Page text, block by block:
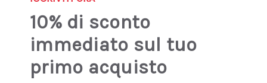
10% di sconto
immediato sul tuo
primo acquisto